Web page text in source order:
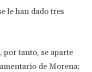
le han dado tres
por tanto, se aparte
de Morena;